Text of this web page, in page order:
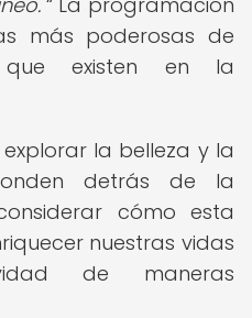
más poderosas de
que existen en la
la belleza y la
detrás de la
cómo esta
nuestras vidas
de maneras